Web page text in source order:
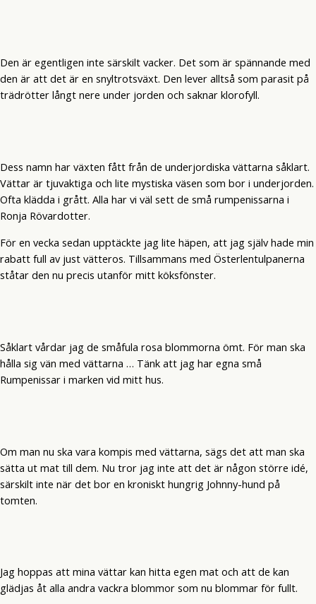
Den är egentligen inte särskilt vacker. Det som är spännande med
den är att det är en snyltrotsväxt. Den lever alltså som parasit på
trädrötter långt nere under jorden och saknar klorofyll.
Dess namn har växten fått från de underjordiska vättarna såklart.
Vättar är tjuvaktiga och lite mystiska väsen som bor i underjorden.
Ofta klädda i grått. Alla har vi väl sett de små rumpenissarna i
Ronja Rövardotter.
För en vecka sedan upptäckte jag lite häpen, att jag själv hade min
rabatt full av just vätteros. Tillsammans med Österlentulpanerna
ståtar den nu precis utanför mitt köksfönster.
Såklart vårdar jag de småfula rosa blommorna ömt. För man ska
hålla sig vän med vättarna … Tänk att jag har egna små
Rumpenissar i marken vid mitt hus.
Om man nu ska vara kompis med vättarna, sägs det att man ska
sätta ut mat till dem. Nu tror jag inte att det är någon större idé,
särskilt inte när det bor en kroniskt hungrig Johnny-hund på
tomten.
Jag hoppas att mina vättar kan hitta egen mat och att de kan
glädjas åt alla andra vackra blommor som nu blommar för fullt.